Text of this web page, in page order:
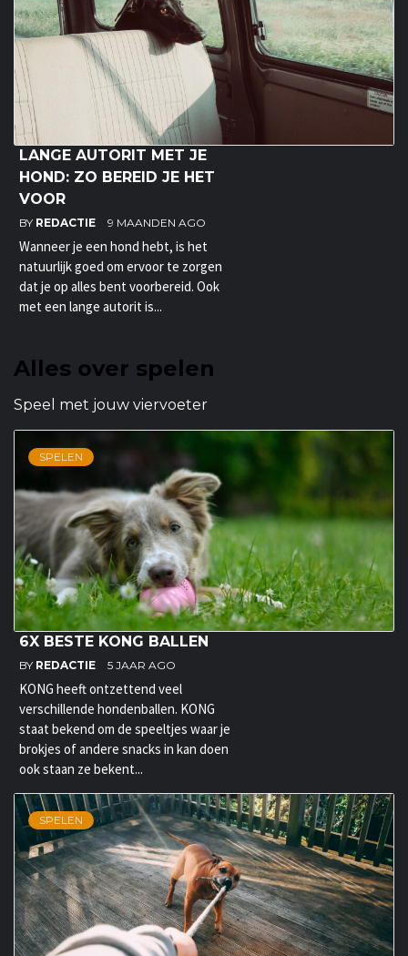
LANGE AUTORIT MET JE
HOND: ZO BEREID JE HET
VOOR
BY REDACTIE 9 MAANDEN AGO
Wanneer je een hond hebt, is het
natuurlijk goed om ervoor te zorgen
dat je op alles bent voorbereid. Ook
met een lange autorit is...
Alles over spelen
Speel met jouw viervoeter
SPELEN
6X BESTE KONG BALLEN
BY REDACTIE 5 JAAR AGO
KONG heeft ontzettend veel
verschillende hondenballen. KONG
staat bekend om de speeltjes waar je
brokjes of andere snacks in kan doen
ook staan ze bekent...
SPELEN